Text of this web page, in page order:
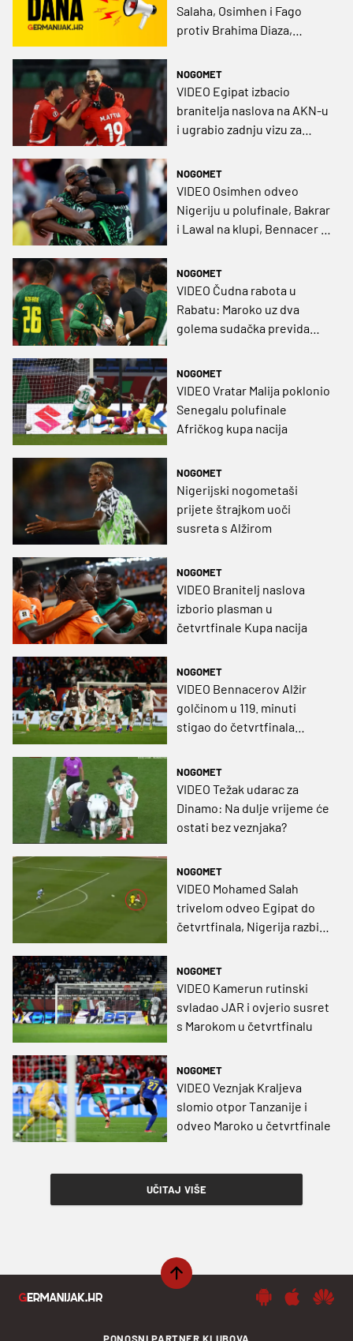
Salaha, Osimhen i Fago
protiv Brahima Diaza,
Hrvati
NOGOMET
VIDEO Egipat izbacio
branitelja naslova na AKN-u
i ugrabio zadnju vizu za
NOGOMET
VIDEO Osimhen odveo
Nigeriju u polufinale, Bakrar
i Lawal na klupi, Bennacer ni
NOGOMET
VIDEO Čudna rabota u
Rabatu: Maroko uz dva
golema sudačka previda
NOGOMET
VIDEO Vratar Malija poklonio
Senegalu polufinale
Afričkog kupa nacija
NOGOMET
Nigerijski nogometaši
prijete štrajkom uoči
susreta s Alžirom
NOGOMET
VIDEO Branitelj naslova
izborio plasman u
četvrtfinale Kupa nacija
NOGOMET
VIDEO Bennacerov Alžir
golčinom u 119. minuti
stigao do četvrtfinala
NOGOMET
VIDEO Težak udarac za
Dinamo: Na dulje vrijeme će
ostati bez veznjaka?
NOGOMET
VIDEO Mohamed Salah
trivelom odveo Egipat do
četvrtfinala, Nigerija razbila
osam najboljih
NOGOMET
VIDEO Kamerun rutinski
svladao JAR i ovjerio susret
s Marokom u četvrtfinalu
NOGOMET
VIDEO Veznjak Kraljeva
slomio otpor Tanzanije i
odveo Maroko u četvrtfinale
UČITAJ VIŠE